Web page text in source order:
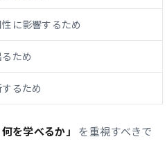
に影響するため
ため
るため
を学べるか」
を重視すべきで